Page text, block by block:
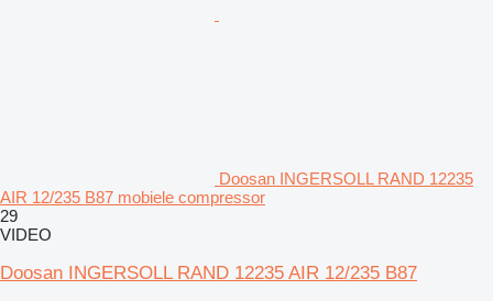
Doosan INGERSOLL RAND 12235
AIR 12/235 B87 mobiele compressor
29
VIDEO
Doosan INGERSOLL RAND 12235 AIR 12/235 B87